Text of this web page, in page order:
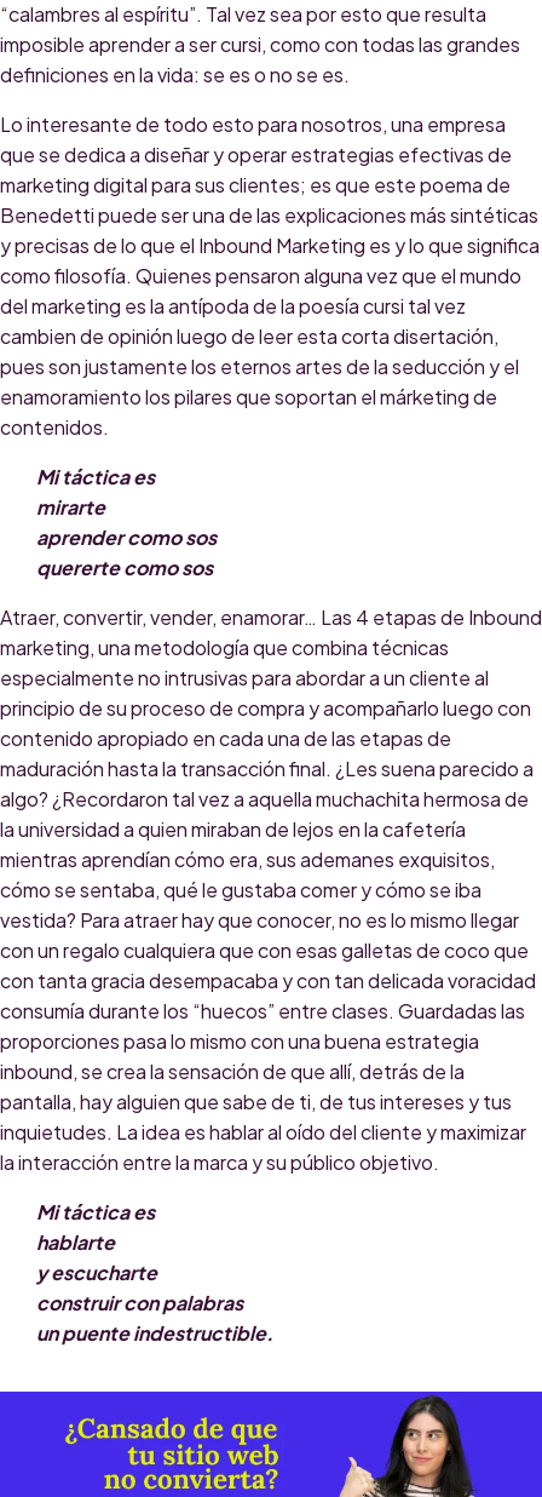
“calambres al espíritu”. Tal vez sea por esto que resulta
imposible aprender a ser cursi, como con todas las grandes
definiciones en la vida: se es o no se es.
Lo interesante de todo esto para nosotros, una empresa
que se dedica a diseñar y operar estrategias efectivas de
marketing digital para sus clientes; es que este poema de
Benedetti puede ser una de las explicaciones más sintéticas
y precisas de lo que el Inbound Marketing es y lo que significa
como filosofía. Quienes pensaron alguna vez que el mundo
del marketing es la antípoda de la poesía cursi tal vez
cambien de opinión luego de leer esta corta disertación,
pues son justamente los eternos artes de la seducción y el
enamoramiento los pilares que soportan el márketing de
contenidos.
Mi táctica es
mirarte
aprender como sos
quererte como sos
Atraer, convertir, vender, enamorar… Las 4 etapas de Inbound
marketing, una metodología que combina técnicas
especialmente no intrusivas para abordar a un cliente al
principio de su proceso de compra y acompañarlo luego con
contenido apropiado en cada una de las etapas de
maduración hasta la transacción final. ¿Les suena parecido a
algo? ¿Recordaron tal vez a aquella muchachita hermosa de
la universidad a quien miraban de lejos en la cafetería
mientras aprendían cómo era, sus ademanes exquisitos,
cómo se sentaba, qué le gustaba comer y cómo se iba
vestida? Para atraer hay que conocer, no es lo mismo llegar
con un regalo cualquiera que con esas galletas de coco que
con tanta gracia desempacaba y con tan delicada voracidad
consumía durante los “huecos” entre clases. Guardadas las
proporciones pasa lo mismo con una buena estrategia
inbound, se crea la sensación de que allí, detrás de la
pantalla, hay alguien que sabe de ti, de tus intereses y tus
inquietudes. La idea es hablar al oído del cliente y maximizar
la interacción entre la marca y su público objetivo.
Mi táctica es
hablarte
y escucharte
construir con palabras
un puente indestructible.